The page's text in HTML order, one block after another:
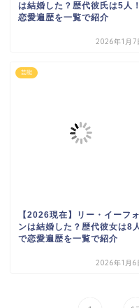
は結婚した？歴代彼氏は5人！
恋愛遍歴を一覧で紹介
2026年1月7
芸能
【2026現在】リー・イーフォ
ンは結婚した？歴代彼女は8
で恋愛遍歴を一覧で紹介
2026年1月6